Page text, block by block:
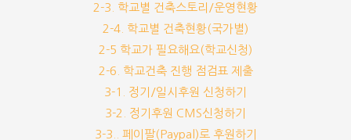
2-3. 학교별 건축스토리/운영현황
2-4. 학교별 건축현황(국가별)
2-5 학교가 필요해요(학교신청)
2-6. 학교건축 진행 점검표 제출
3-1. 정기/일시후원 신청하기
3-2. 정기후원 CMS신청하기
3-3.. 페이팔(Paypal)로 후원하기